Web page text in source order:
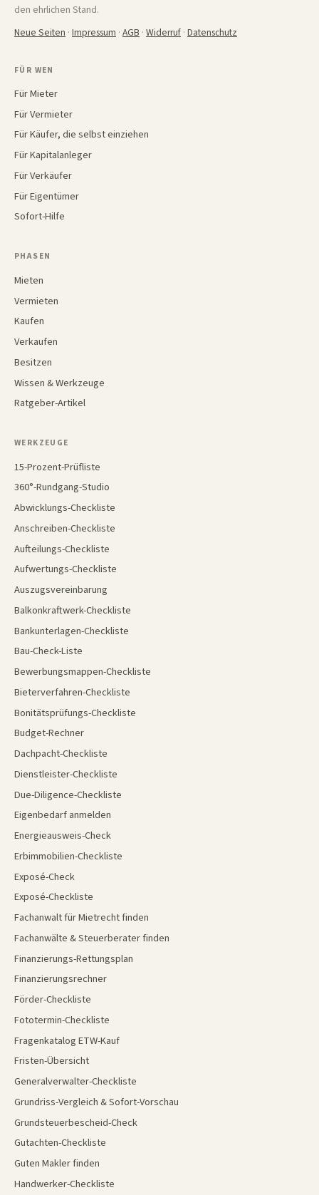
den ehrlichen Stand.
Neue Seiten · Impressum · AGB · Widerruf · Datenschutz
FÜR WEN
Für Mieter
Für Vermieter
Für Käufer, die selbst einziehen
Für Kapitalanleger
Für Verkäufer
Für Eigentümer
Sofort-Hilfe
PHASEN
Mieten
Vermieten
Kaufen
Verkaufen
Besitzen
Wissen & Werkzeuge
Ratgeber-Artikel
WERKZEUGE
15-Prozent-Prüfliste
360°-Rundgang-Studio
Abwicklungs-Checkliste
Anschreiben-Checkliste
Aufteilungs-Checkliste
Aufwertungs-Checkliste
Auszugsvereinbarung
Balkonkraftwerk-Checkliste
Bankunterlagen-Checkliste
Bau-Check-Liste
Bewerbungsmappen-Checkliste
Bieterverfahren-Checkliste
Bonitätsprüfungs-Checkliste
Budget-Rechner
Dachpacht-Checkliste
Dienstleister-Checkliste
Due-Diligence-Checkliste
Eigenbedarf anmelden
Energieausweis-Check
Erbimmobilien-Checkliste
Exposé-Check
Exposé-Checkliste
Fachanwalt für Mietrecht finden
Fachanwälte & Steuerberater finden
Finanzierungs-Rettungsplan
Finanzierungsrechner
Förder-Checkliste
Fototermin-Checkliste
Fragenkatalog ETW-Kauf
Fristen-Übersicht
Generalverwalter-Checkliste
Grundriss-Vergleich & Sofort-Vorschau
Grundsteuerbescheid-Check
Gutachten-Checkliste
Guten Makler finden
Handwerker-Checkliste